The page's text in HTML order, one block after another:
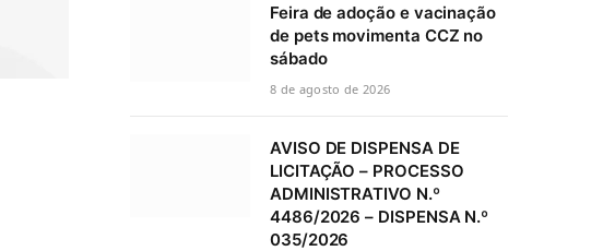
Feira de adoção e vacinação
de pets movimenta CCZ no
sábado
8 de agosto de 2026
AVISO DE DISPENSA DE
LICITAÇÃO – PROCESSO
ADMINISTRATIVO N.º
4486/2026 – DISPENSA N.º
035/2026